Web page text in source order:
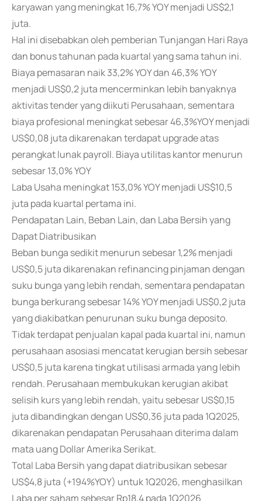
karyawan yang meningkat 16,7% YOY menjadi US$2,1
juta.
Hal ini disebabkan oleh pemberian Tunjangan Hari Raya
dan bonus tahunan pada kuartal yang sama tahun ini.
Biaya pemasaran naik 33,2% YOY dan 46,3% YOY
menjadi US$0,2 juta mencerminkan lebih banyaknya
aktivitas tender yang diikuti Perusahaan, sementara
biaya profesional meningkat sebesar 46,3%YOY menjadi
US$0,08 juta dikarenakan terdapat upgrade atas
perangkat lunak payroll. Biaya utilitas kantor menurun
sebesar 13,0% YOY
Laba Usaha meningkat 153,0% YOY menjadi US$10,5
juta pada kuartal pertama ini.
Pendapatan Lain, Beban Lain, dan Laba Bersih yang
Dapat Diatribusikan
Beban bunga sedikit menurun sebesar 1,2% menjadi
US$0,5 juta dikarenakan refinancing pinjaman dengan
suku bunga yang lebih rendah, sementara pendapatan
bunga berkurang sebesar 14% YOY menjadi US$0,2 juta
yang diakibatkan penurunan suku bunga deposito.
Tidak terdapat penjualan kapal pada kuartal ini, namun
perusahaan asosiasi mencatat kerugian bersih sebesar
US$0,5 juta karena tingkat utilisasi armada yang lebih
rendah. Perusahaan membukukan kerugian akibat
selisih kurs yang lebih rendah, yaitu sebesar US$0,15
juta dibandingkan dengan US$0,36 juta pada 1Q2025,
dikarenakan pendapatan Perusahaan diterima dalam
mata uang Dollar Amerika Serikat.
Total Laba Bersih yang dapat diatribusikan sebesar
US$4,8 juta (+194%YOY) untuk 1Q2026, menghasilkan
Laba per saham sebesar Rp18,4 pada 1Q2026